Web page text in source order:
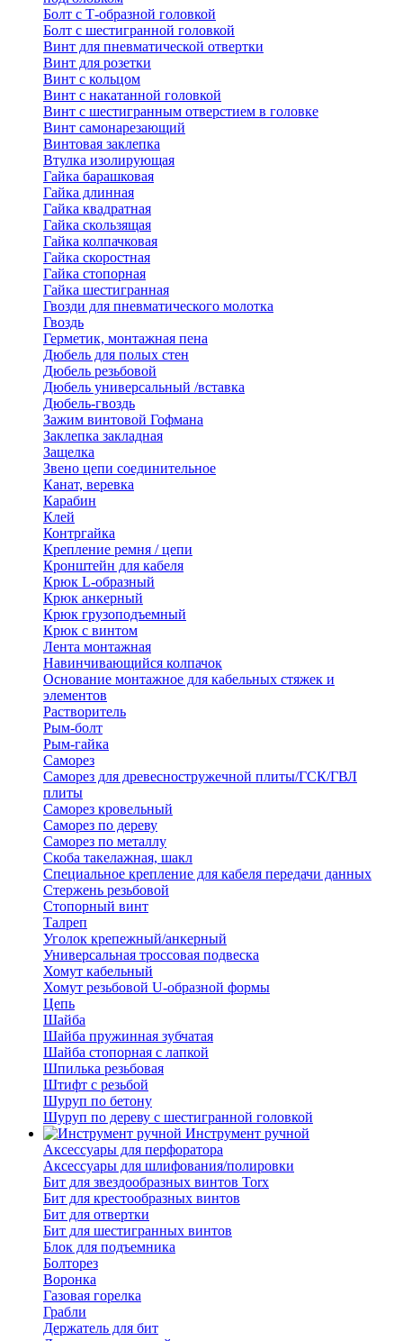
Болт с Т-образной головкой
Болт с шестигранной головкой
Винт для пневматической отвертки
Винт для розетки
Винт с кольцом
Винт с накатанной головкой
Винт с шестигранным отверстием в головке
Винт самонарезающий
Винтовая заклепка
Втулка изолирующая
Гайка барашковая
Гайка длинная
Гайка квадратная
Гайка скользящая
Гайка колпачковая
Гайка скоростная
Гайка стопорная
Гайка шестигранная
Гвозди для пневматического молотка
Гвоздь
Герметик, монтажная пена
Дюбель для полых стен
Дюбель резьбовой
Дюбель универсальный /вставка
Дюбель-гвоздь
Зажим винтовой Гофмана
Заклепка закладная
Защелка
Звено цепи соединительное
Канат, веревка
Карабин
Клей
Контргайка
Крепление ремня / цепи
Кронштейн для кабеля
Крюк L-образный
Крюк анкерный
Крюк грузоподъемный
Крюк с винтом
Лента монтажная
Навинчивающийся колпачок
Основание монтажное для кабельных стяжек и
элементов
Растворитель
Рым-болт
Рым-гайка
Саморез
Саморез для древесностружечной плиты/ГСК/ГВЛ
плиты
Саморез кровельный
Саморез по дереву
Саморез по металлу
Скоба такелажная, шакл
Специальное крепление для кабеля передачи данных
Стержень резьбовой
Стопорный винт
Талреп
Уголок крепежный/анкерный
Универсальная троссовая подвеска
Хомут кабельный
Хомут резьбовой U-образной формы
Цепь
Шайба
Шайба пружинная зубчатая
Шайба стопорная с лапкой
Шпилька резьбовая
Штифт с резьбой
Шуруп по бетону
Шуруп по дереву с шестигранной головкой
Инструмент ручной
Аксессуары для перфоратора
Аксессуары для шлифования/полировки
Бит для звездообразных винтов Torx
Бит для крестообразных винтов
Бит для отвертки
Бит для шестигранных винтов
Блок для подъемника
Болторез
Воронка
Газовая горелка
Грабли
Держатель для бит